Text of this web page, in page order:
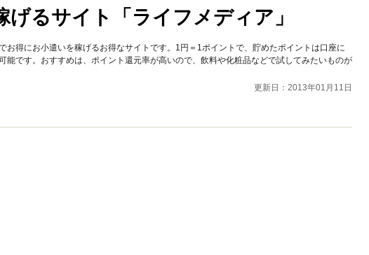
げるサイト「ライフメディア」
お得にお小遣いを稼げるお得なサイトです。1円＝1ポイントで、貯めたポイントは口座に
能です。おすすめは、ポイント還元率が高いので、飲料や化粧品などで試してみたいものが
更新日：2013年01月11日